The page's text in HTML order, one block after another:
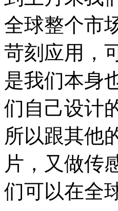
全球整个市
苛刻应用，
是我们本身
们自己设计
所以跟其他
片，又做传
们可以在全